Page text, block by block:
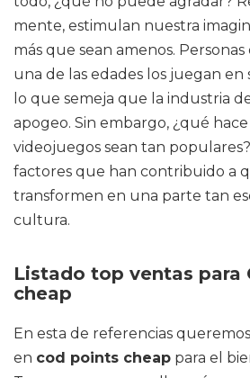
mente, estimulan nuestra
más que sean amenos.
una de las edades los juegan
lo que semeja que la industria
apogeo. Sin embargo, ¿qué
videojuegos sean tan
factores que han contribuido a
transformen en una parte tan
cultura.
Listado top ventas para
cheap
En esta de referencias
en cod points cheap para el